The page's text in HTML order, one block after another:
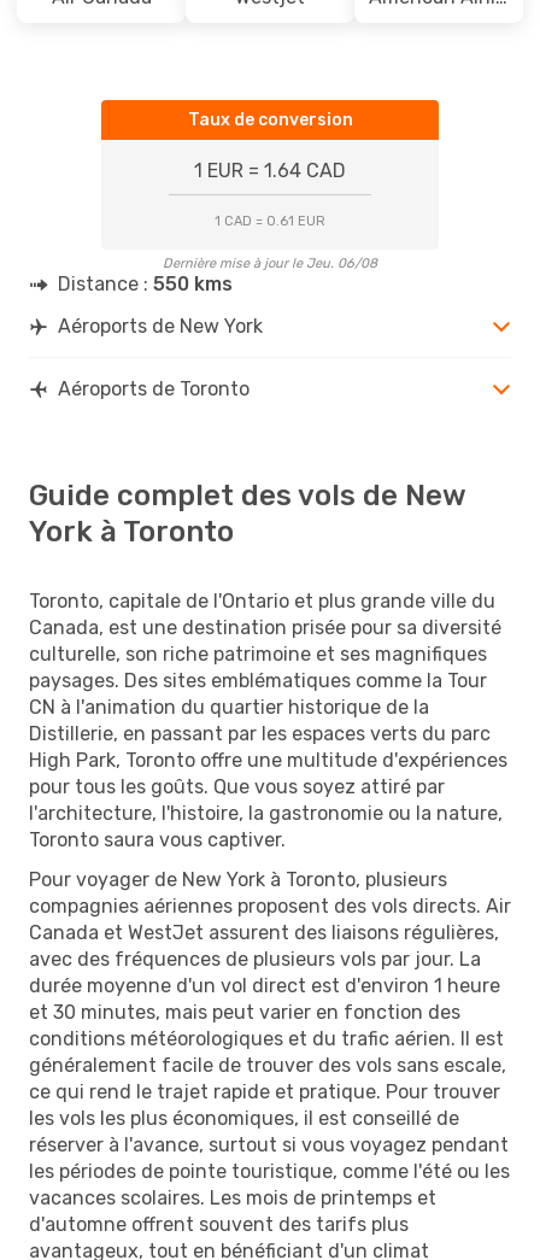
Taux de conversion
1 EUR = 1.64 CAD
1 CAD = 0.61 EUR
Dernière mise à jour le Jeu. 06/08
Distance : 550 kms
Aéroports de New York
Aéroports de Toronto
Guide complet des vols de New
York à Toronto
Toronto, capitale de l'Ontario et plus grande ville du
Canada, est une destination prisée pour sa diversité
culturelle, son riche patrimoine et ses magnifiques
paysages. Des sites emblématiques comme la Tour
CN à l'animation du quartier historique de la
Distillerie, en passant par les espaces verts du parc
High Park, Toronto offre une multitude d'expériences
pour tous les goûts. Que vous soyez attiré par
l'architecture, l'histoire, la gastronomie ou la nature,
Toronto saura vous captiver.
Pour voyager de New York à Toronto, plusieurs
compagnies aériennes proposent des vols directs. Air
Canada et WestJet assurent des liaisons régulières,
avec des fréquences de plusieurs vols par jour. La
durée moyenne d'un vol direct est d'environ 1 heure
et 30 minutes, mais peut varier en fonction des
conditions météorologiques et du trafic aérien. Il est
généralement facile de trouver des vols sans escale,
ce qui rend le trajet rapide et pratique. Pour trouver
les vols les plus économiques, il est conseillé de
réserver à l'avance, surtout si vous voyagez pendant
les périodes de pointe touristique, comme l'été ou les
vacances scolaires. Les mois de printemps et
d'automne offrent souvent des tarifs plus
avantageux, tout en bénéficiant d'un climat